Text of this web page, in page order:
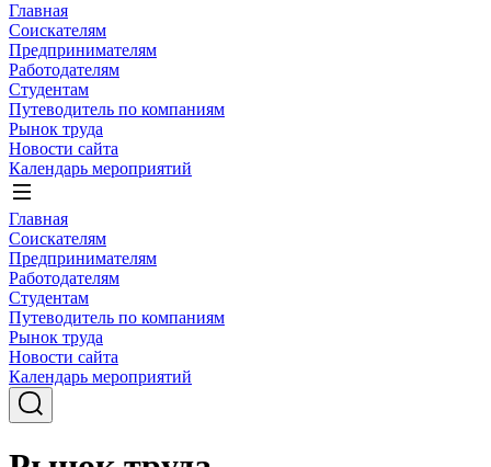
Главная
Соискателям
Предпринимателям
Работодателям
Студентам
Путеводитель по компаниям
Рынок труда
Новости сайта
Календарь мероприятий
Главная
Соискателям
Предпринимателям
Работодателям
Студентам
Путеводитель по компаниям
Рынок труда
Новости сайта
Календарь мероприятий